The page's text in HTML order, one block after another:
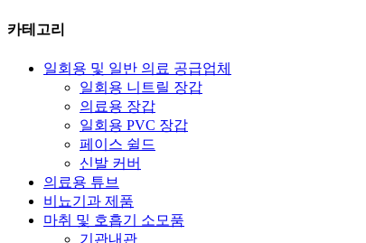
카테고리
일회용 및 일반 의료 공급업체
일회용 니트릴 장갑
의료용 장갑
일회용 PVC 장갑
페이스 쉴드
신발 커버
의료용 튜브
비뇨기과 제품
마취 및 호흡기 소모품
기관내관